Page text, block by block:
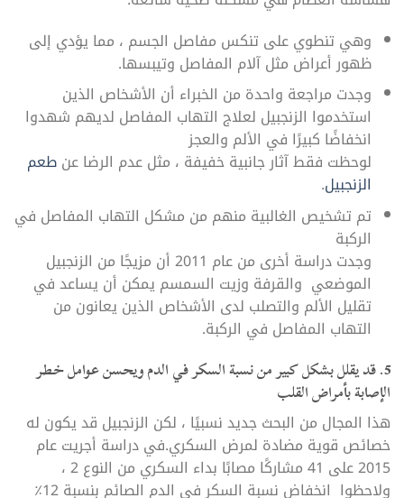
وهي تنطوي على تنكس مفاصل الجسم ، مما يؤدي إلى
ظهور أعراض مثل آلام المفاصل وتيبسها.
وجدت مراجعة واحدة من الخبراء أن الأشخاص الذين
استخدموا الزنجبيل لعلاج التهاب المفاصل لديهم شهدوا
انخفاضًا كبيرًا في الألم والعجز
لوحظت فقط آثار جانبية خفيفة ، مثل عدم الرضا عنطعم
الزنجبيل.
تم تشخيص الغالبية منهم من مشكل التهاب المفاصل في
الركبة
وجدت دراسة أخرى من عام 2011 أن مزيجًا من الزنجبيل
الموضعي والقرفة وزيت السمسم يمكن أن يساعد في
تقليل الألم والتصلب لدى الأشخاص الذين يعانون من
التهاب المفاصل في الركبة.
5. قد يقلل بشكل كبير من نسبة السكر في الدم ويحسن عوامل خطر
الإصابة بأمراض القلب
هذا المجال من البحث جديد نسبيًا ، لكن الزنجبيل قد يكون له
خصائص قوية مضادة لمرض السكري.في دراسة أجريت عام
2015 على 41 مشاركًا مصابًا بداء السكري من النوع 2 ،
ولاحظوا انخفاض نسبة السكر في الدم الصائم بنسبة 12٪